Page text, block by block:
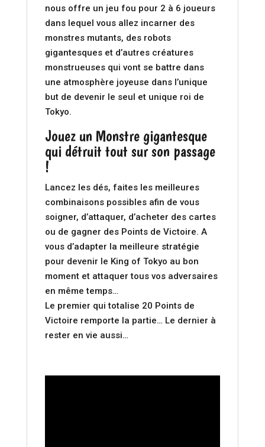
nous offre un jeu fou pour 2 à 6 joueurs
dans lequel vous allez incarner des
monstres mutants, des robots
gigantesques et d’autres créatures
monstrueuses qui vont se battre dans
une atmosphère joyeuse dans l’unique
but de devenir le seul et unique roi de
Tokyo.
Jouez un Monstre gigantesque
qui détruit tout sur son passage
!
Lancez les dés, faites les meilleures
combinaisons possibles afin de vous
soigner, d’attaquer, d’acheter des cartes
ou de gagner des Points de Victoire. A
vous d’adapter la meilleure stratégie
pour devenir le King of Tokyo au bon
moment et attaquer tous vos adversaires
en même temps…
Le premier qui totalise 20 Points de
Victoire remporte la partie… Le dernier à
rester en vie aussi…